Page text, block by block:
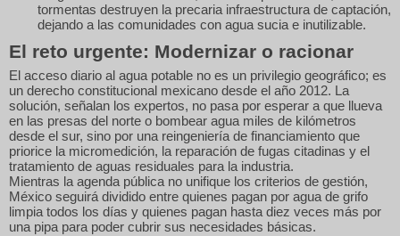
tormentas destruyen la precaria infraestructura de captación,
dejando a las comunidades con agua sucia e inutilizable.
El reto urgente: Modernizar o racionar
El acceso diario al agua potable no es un privilegio geográfico; es
un derecho constitucional mexicano desde el año 2012. La
solución, señalan los expertos, no pasa por esperar a que llueva
en las presas del norte o bombear agua miles de kilómetros
desde el sur, sino por una reingeniería de financiamiento que
priorice la micromedición, la reparación de fugas citadinas y el
tratamiento de aguas residuales para la industria.
Mientras la agenda pública no unifique los criterios de gestión,
México seguirá dividido entre quienes pagan por agua de grifo
limpia todos los días y quienes pagan hasta diez veces más por
una pipa para poder cubrir sus necesidades básicas.